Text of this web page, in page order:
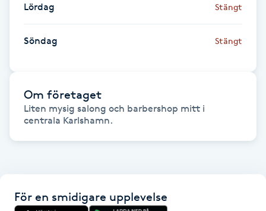
Föning
Gel naglar
Gelenaglar
Gellack
Gravidmassage
Lördag Stängt
Söndag Stängt
Om företaget
Liten mysig salong och barbershop mitt i
centrala Karlshamn.
För en smidigare upplevelse